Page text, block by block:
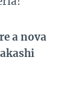
a nova